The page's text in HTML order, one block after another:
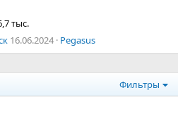
тыс.
16.06.2024 Pegasus
Фильтры